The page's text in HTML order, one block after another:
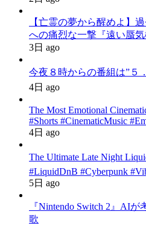
【亡霊の夢から醒めよ】
への痛烈な一撃『遠い蜃
3日 ago
今夜８時からの番組は”５
4日 ago
The Most Emotional
#Shorts #CinematicMusic
4日 ago
The Ultimate Late Night
#LiquidDnB #Cyberpunk
5日 ago
『Nintendo Switch 2』AI
歌